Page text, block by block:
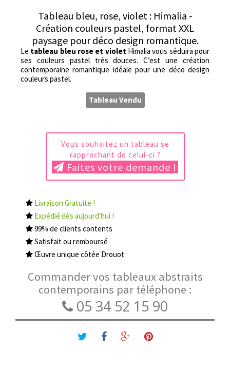
Tableau bleu, rose, violet : Himalia -
Création couleurs pastel, format XXL
paysage pour déco design romantique.
Le tableau bleu rose et violetHimalia vous séduira pour
ses couleurs pastel très douces. C’est une création
contemporaine romantique idéale pour une déco design
couleurs pastel.
Tableau Vendu
Vous souhaitez un tableau se
rapprochant de celui-ci ?
Faites votre demande !
Livraison Gratuite !
Expédié dès aujourd'hui !
99% de clients contents
Satisfait ou remboursé
Œuvre unique côtée Drouot
Commander vos tableaux abstraits
contemporains par téléphone :
05 34 52 15 90